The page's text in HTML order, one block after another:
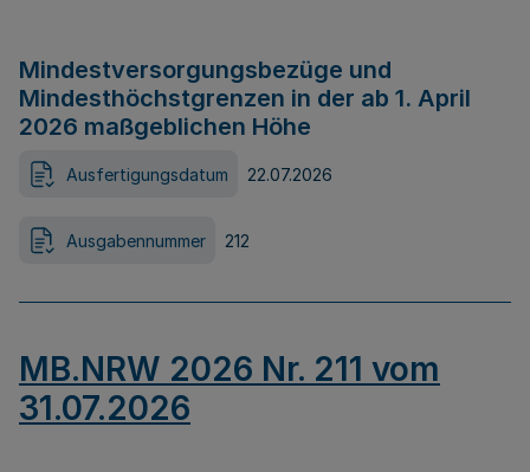
Mindestversorgungsbezüge und
Mindesthöchstgrenzen in der ab 1. April
2026 maßgeblichen Höhe
Ausfertigungsdatum 22.07.2026
Ausgabennummer 212
MB.NRW 2026 Nr. 211 vom
31.07.2026